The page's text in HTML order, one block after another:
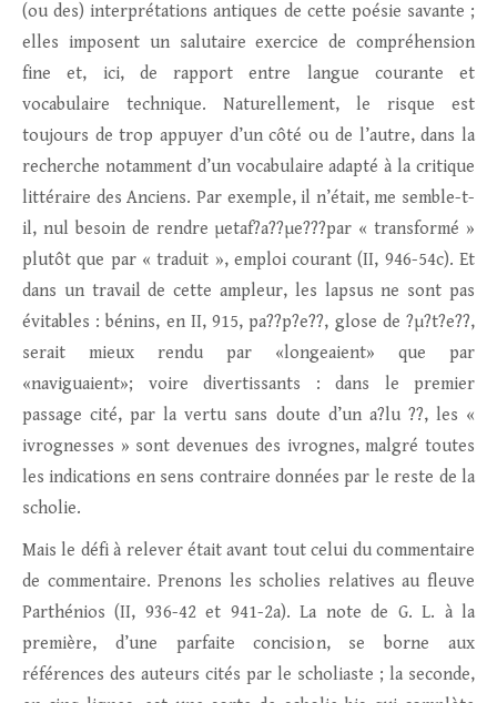
(ou des) interprétations antiques de cette poésie savante ;
elles imposent un salutaire exercice de compréhension
fine et, ici, de rapport entre langue courante et
vocabulaire technique. Naturellement, le risque est
toujours de trop appuyer d’un côté ou de l’autre, dans la
recherche notamment d’un vocabulaire adapté à la critique
littéraire des Anciens. Par exemple, il n’était, me semble-t-
il, nul besoin de rendre µetaf?a??µe???par « transformé »
plutôt que par « traduit », emploi courant (II, 946-54c). Et
dans un travail de cette ampleur, les lapsus ne sont pas
évitables : bénins, en II, 915, pa??p?e??, glose de ?µ?t?e??,
serait mieux rendu par «longeaient» que par
«naviguaient»; voire divertissants : dans le premier
passage cité, par la vertu sans doute d’un a?lu ??, les «
ivrognesses » sont devenues des ivrognes, malgré toutes
les indications en sens contraire données par le reste de la
scholie.
Mais le défi à relever était avant tout celui du commentaire
de commentaire. Prenons les scholies relatives au fleuve
Parthénios (II, 936-42 et 941-2a). La note de G. L. à la
première, d’une parfaite concision, se borne aux
références des auteurs cités par le scholiaste ; la seconde,